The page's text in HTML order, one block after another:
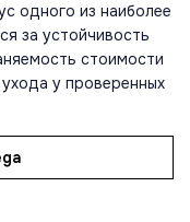
одного из наиболее
за устойчивость
стоимости
у проверенных